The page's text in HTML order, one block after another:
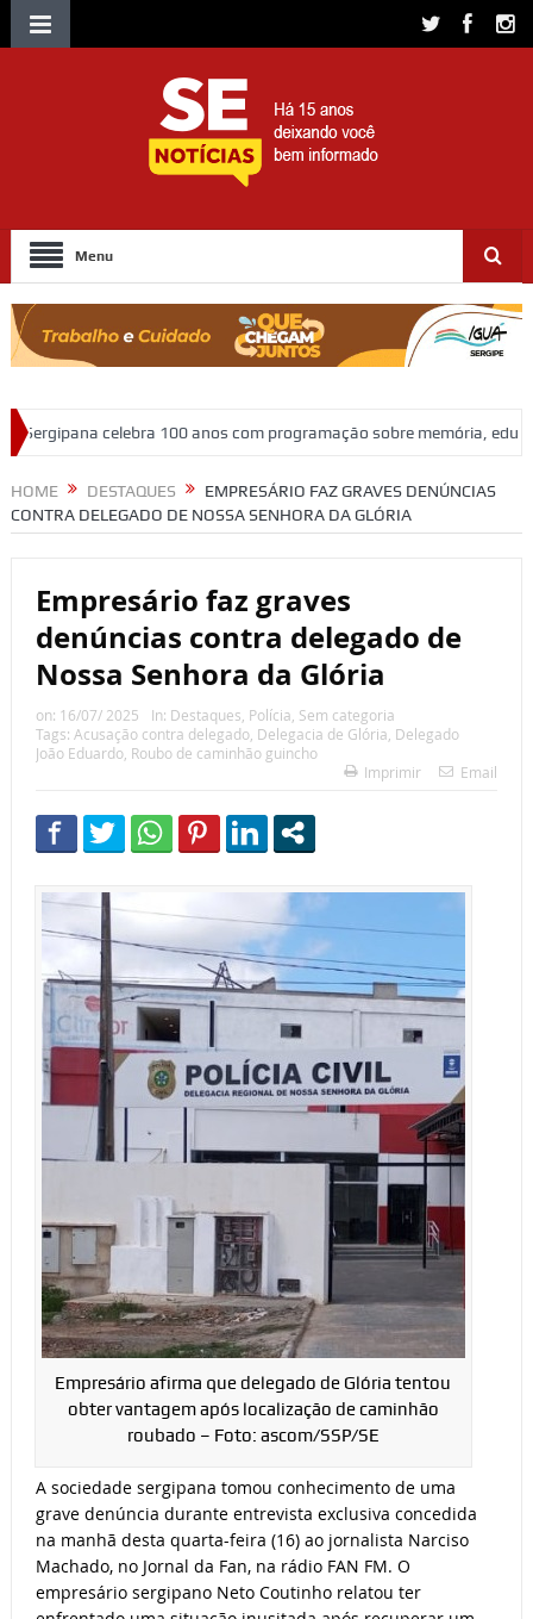
Menu
anos com programação sobre memória, educação e patrimônio
HOME DESTAQUES
EMPRESÁRIO FAZ GRAVES DENÚNCIAS
CONTRA DELEGADO DE NOSSA SENHORA DA GLÓRIA
Empresário faz graves
denúncias contra delegado de
Nossa Senhora da Glória
on: 16/07/ 2025 In: Destaques, Polícia, Sem categoria
Tags: Acusação contra delegado, Delegacia de Glória, Delegado
João Eduardo, Roubo de caminhão guincho
Imprimir
Email
Empresário afirma que delegado de Glória tentou
obter vantagem após localização de caminhão
roubado – Foto: ascom/SSP/SE
A sociedade sergipana tomou conhecimento de uma
grave denúncia durante entrevista exclusiva concedida
na manhã desta quarta-feira (16) ao jornalista Narciso
Machado, no Jornal da Fan, na rádio FAN FM. O
empresário sergipano Neto Coutinho relatou ter